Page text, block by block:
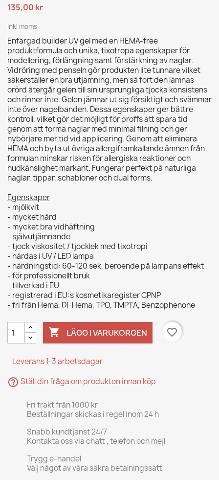
135,00 kr
Inkl moms
Enfärgad builder UV gel med en HEMA-free
produktformula och unika, tixotropa egenskaper för
modellering, förlängning samt förstärkning av naglar.
Vidröring med penseln gör produkten lite tunnare vilket
säkerställer en bra utjämning, men så fort den lämnas
orörd återgår gelen till sin ursprungliga tjocka konsistens
och rinner inte. Gelen jämnar ut sig försiktigt och svämmar
inte över nagelbanden. Dessa egenskaper ger bättre
kontroll, vilket gör det möjligt för proffs att spara tid
genom att forma naglar med minimal filning och ger
nybörjare mer tid vid applicering. Genom att eliminera
HEMA och byta ut övriga allergiframkallande ämnen från
formulan minskar risken för allergiska reaktioner och
hudkänslighet markant. Fungerar perfekt på naturliga
naglar, tippar, schabloner och dual forms.
Egenskaper
- mjölkvit
- mycket hård
- mycket bra vidhäftning
- självutjämnande
- tjock viskositet / tjocklek med tixotropi
- härdas i UV / LED lampa
- härdningstid: 60-120 sek, beroende på lampans effekt
- för professionellt bruk
- tillverkad i EU
- registrerad i EU:s kosmetikaregister CPNP
- fri från Hema, DI-Hema, TPO, TMPTA, Benzophenone
 LÄGG I VARUKORGEN favorite_border
Leverans 1-3 arbetsdagar
help_outline Ställ din fråga om produkten innan köp
Fri frakt från 1000 kr
Beställningar skickas i regel inom 24 h
Snabb kundtjänst 24/7
Kontakta oss via chatt , telefon och mejl
Trygg e-handel
Välj något av våra säkra betalningssätt